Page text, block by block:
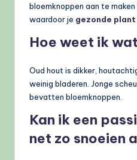
bloemknoppen aan te
waardoor je gezonde
Hoe weet ik
Oud hout is dikker,
weinig bladeren. Jonge
bevatten bloemknoppen.
Kan ik een
net zo snoeien